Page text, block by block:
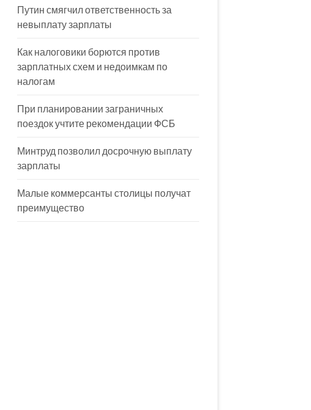
Путин смягчил ответственность за
невыплату зарплаты
Как налоговики борются против
зарплатных схем и недоимкам по
налогам
При планировании заграничных
поездок учтите рекомендации ФСБ
Минтруд позволил досрочную выплату
зарплаты
Малые коммерсанты столицы получат
преимущество